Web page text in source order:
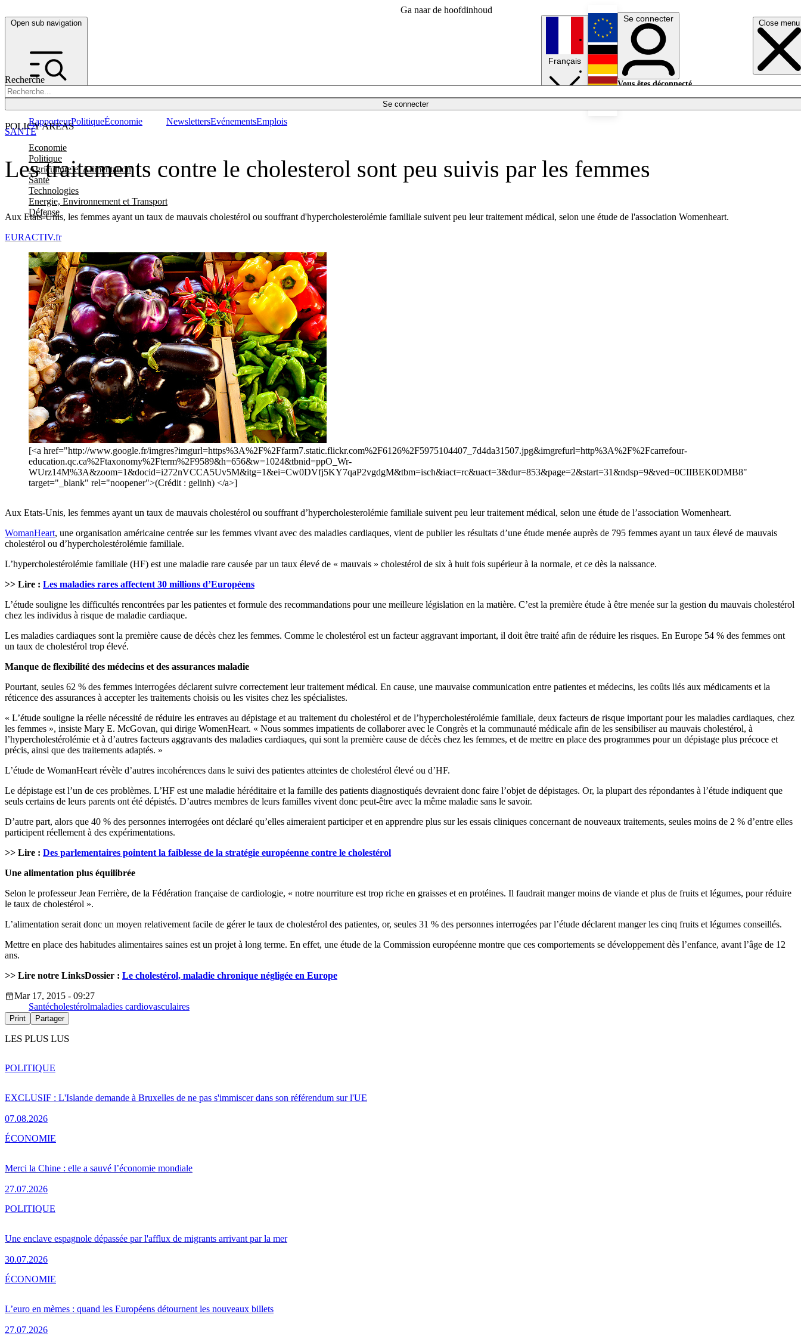
Ga naar de hoofdinhoud
Open sub navigation Close menu
Recherche
Se connecter
POLICY AREAS
Economie
Politique
Agriculture et Alimentation
Santé
Technologies
Energie, Environnement et Transport
Défense
RapporteurPolitiqueÉconomie NewslettersEvénementsEmplois
Français
English
Deutsch
Se connecter
Vous êtes déconnecté.
Les traitements contre le cholesterol sont peu suivis par les femmes
Aux Etats-Unis, les femmes ayant un taux de mauvais cholestérol ou souffrant d'hypercholesterolémie familiale suivent peu leur traitement médical, selon une étude de l'association Womenheart.
SANTÉ
EURACTIV.fr
[<a href="http://www.google.fr/imgres?imgurl=https%3A%2F%2Ffarm7.static.flickr.com%2F6126%2F5975104407_7d4da31507.jpg&imgrefurl=http%3A%2F%2Fcarrefour-
education.qc.ca%2Ftaxonomy%2Fterm%2F9589&h=656&w=1024&tbnid=ppO_Wr-
WUrz14M%3A&zoom=1&docid=i272nVCCA5Uv5M&itg=1&ei=Cw0DVfj5KY7qaP2vgdgM&tbm=isch&iact=rc&uact=3&dur=853&page=2&start=31&ndsp=9&ved=0CIIBEK0DMB8"
target="_blank" rel="noopener">(Crédit : gelinh) </a>]
Aux Etats-Unis, les femmes ayant un taux de mauvais cholestérol ou souffrant d’hypercholesterolémie familiale suivent peu leur traitement médical, selon une étude de l’association Womenheart.
WomanHeart, une organisation américaine centrée sur les femmes vivant avec des maladies cardiaques, vient de publier les résultats d’une étude menée auprès de 795 femmes ayant un taux élevé de mauvais
cholestérol ou d’hypercholestérolémie familiale.
L’hypercholestérolémie familiale (HF) est une maladie rare causée par un taux élevé de « mauvais » cholestérol de six à huit fois supérieur à la normale, et ce dès la naissance.
>> Lire : Les maladies rares affectent 30 millions d’Européens
L’étude souligne les difficultés rencontrées par les patientes et formule des recommandations pour une meilleure législation en la matière. C’est la première étude à être menée sur la gestion du mauvais cholestérol
chez les individus à risque de maladie cardiaque.
Les maladies cardiaques sont la première cause de décès chez les femmes. Comme le cholestérol est un facteur aggravant important, il doit être traité afin de réduire les risques. En Europe 54 % des femmes ont
un taux de cholestérol trop élevé.
Manque de flexibilité des médecins et des assurances maladie
Pourtant, seules 62 % des femmes interrogées déclarent suivre correctement leur traitement médical. En cause, une mauvaise communication entre patientes et médecins, les coûts liés aux médicaments et la
réticence des assurances à accepter les traitements choisis ou les visites chez les spécialistes.
« L’étude souligne la réelle nécessité de réduire les entraves au dépistage et au traitement du cholestérol et de l’hypercholestérolémie familiale, deux facteurs de risque important pour les maladies cardiaques, chez
les femmes », insiste Mary E. McGovan, qui dirige WomenHeart. « Nous sommes impatients de collaborer avec le Congrès et la communauté médicale afin de les sensibiliser au mauvais cholestérol, à
l’hypercholestérolémie et à d’autres facteurs aggravants des maladies cardiaques, qui sont la première cause de décès chez les femmes, et de mettre en place des programmes pour un dépistage plus précoce et
précis, ainsi que des traitements adaptés. »
L’étude de WomanHeart révèle d’autres incohérences dans le suivi des patientes atteintes de cholestérol élevé ou d’HF.
Le dépistage est l’un de ces problèmes. L’HF est une maladie héréditaire et la famille des patients diagnostiqués devraient donc faire l’objet de dépistages. Or, la plupart des répondantes à l’étude indiquent que
seuls certains de leurs parents ont été dépistés. D’autres membres de leurs familles vivent donc peut-être avec la même maladie sans le savoir.
D’autre part, alors que 40 % des personnes interrogées ont déclaré qu’elles aimeraient participer et en apprendre plus sur les essais cliniques concernant de nouveaux traitements, seules moins de 2 % d’entre elles
participent réellement à des expérimentations.
>> Lire : Des parlementaires pointent la faiblesse de la stratégie européenne contre le cholestérol
Une alimentation plus équilibrée
Selon le professeur Jean Ferrière, de la Fédération française de cardiologie, « notre nourriture est trop riche en graisses et en protéines. Il faudrait manger moins de viande et plus de fruits et légumes, pour réduire
le taux de cholestérol ».
L’alimentation serait donc un moyen relativement facile de gérer le taux de cholestérol des patientes, or, seules 31 % des personnes interrogées par l’étude déclarent manger les cinq fruits et légumes conseillés.
Mettre en place des habitudes alimentaires saines est un projet à long terme. En effet, une étude de la Commission européenne montre que ces comportements se développement dès l’enfance, avant l’âge de 12
ans.
>> Lire notre LinksDossier : Le cholestérol, maladie chronique négligée en Europe
Mar 17, 2015 - 09:27
Santécholestérolmaladies cardiovasculaires
Print Partager
LES PLUS LUS
EXCLUSIF : L'Islande demande à Bruxelles de ne pas s'immiscer dans son référendum sur l'UE
07.08.2026
POLITIQUE
Merci la Chine : elle a sauvé l’économie mondiale
27.07.2026
ÉCONOMIE
Une enclave espagnole dépassée par l'afflux de migrants arrivant par la mer
30.07.2026
POLITIQUE
L’euro en mèmes : quand les Européens détournent les nouveaux billets
27.07.2026
ÉCONOMIE